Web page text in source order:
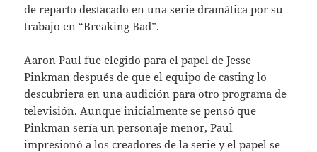
de reparto destacado en una serie dramática por su
trabajo en “Breaking Bad”.
Aaron Paul fue elegido para el papel de Jesse
Pinkman después de que el equipo de casting lo
descubriera en una audición para otro programa de
televisión. Aunque inicialmente se pensó que
Pinkman sería un personaje menor, Paul
impresionó a los creadores de la serie y el papel se